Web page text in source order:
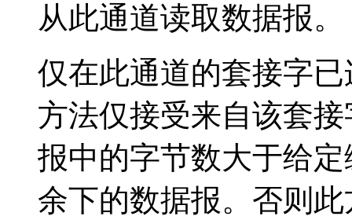
从此通道读取数据报。
仅在此通道的套接字
方法仅接受来自该套
报中的字节数大于给
余下的数据报。否则